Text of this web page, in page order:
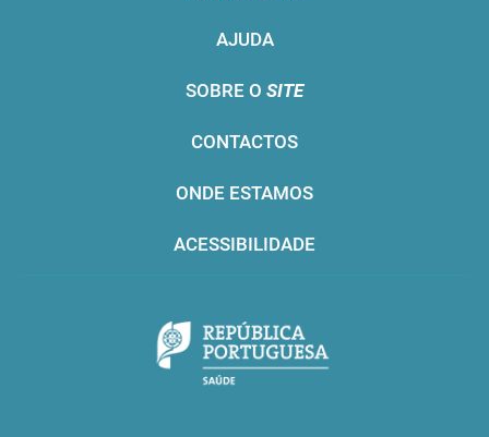
AJUDA
SOBRE O SITE
CONTACTOS
ONDE ESTAMOS
ACESSIBILIDADE